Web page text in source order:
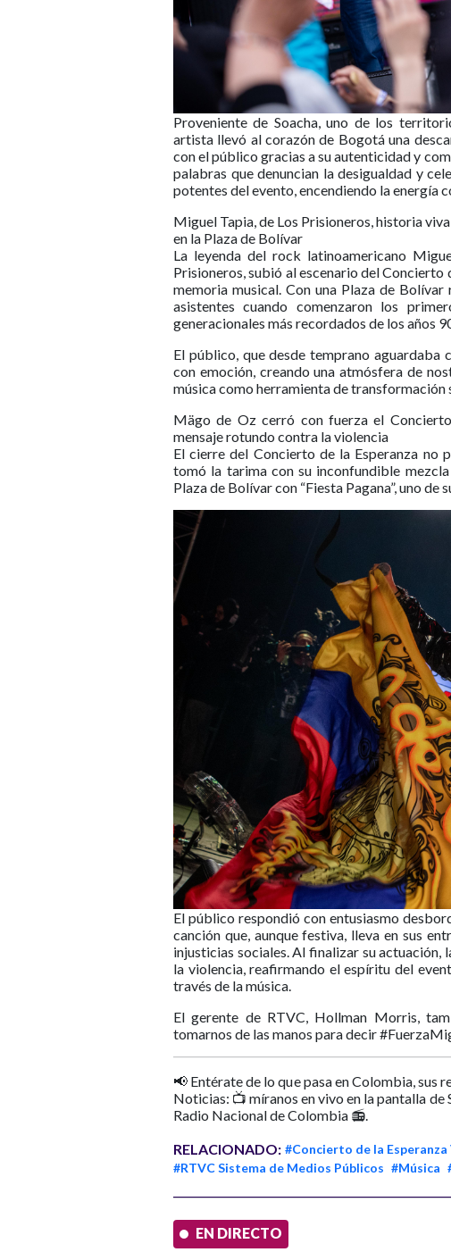
Proveniente de Soacha, uno de los
artista llevó al corazón de Bogotá una
con el público gracias a su autenticidad y
palabras que denuncian la desigualdad y
potentes del evento, encendiendo la energía
Miguel Tapia, de Los Prisioneros, historia
en la Plaza de Bolívar
La leyenda del rock latinoamericano
Prisioneros, subió al escenario del Concierto
memoria musical. Con una Plaza de
asistentes cuando comenzaron los
generacionales más recordados de los años
El público, que desde temprano aguardaba
con emoción, creando una atmósfera de
música como herramienta de transformación
Mägo de Oz cerró con fuerza el
mensaje rotundo contra la violencia
El cierre del Concierto de la Esperanza no
tomó la tarima con su inconfundible
Plaza de Bolívar con “Fiesta Pagana”, uno de
El público respondió con entusiasmo
canción que, aunque festiva, lleva en sus
injusticias sociales. Al finalizar su actuación,
la violencia, reafirmando el espíritu del
través de la música.
El gerente de RTVC, Hollman Morris,
tomarnos de las manos para decir
📢 Entérate de lo que pasa en Colombia, sus
Noticias: 📺 míranos en vivo en la pantalla de
Radio Nacional de Colombia 📻.
RELACIONADO: #Concierto de la Esperanza
#RTVC Sistema de Medios Públicos #Música
EN DIRECTO